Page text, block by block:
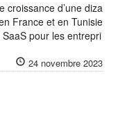
croissance d’une diza
France et en Tunisie
pour les entrepri
24 novembre 2023